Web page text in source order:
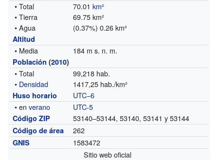
• Total 70.01km²
• Tierra
69.75 km²
• Agua
(0.37%) 0.26 km²
Altitud
• Media 184 m s. n. m.
Población (2010)
• Total
99,218 hab.
• Densidad 1417,25 hab./km²
Huso horario
UTC−6
• enverano UTC-5
Código ZIP 53140–53144, 53140, 53141 y 53144
Código de área 262
GNIS
1583472
Sitio web oficial